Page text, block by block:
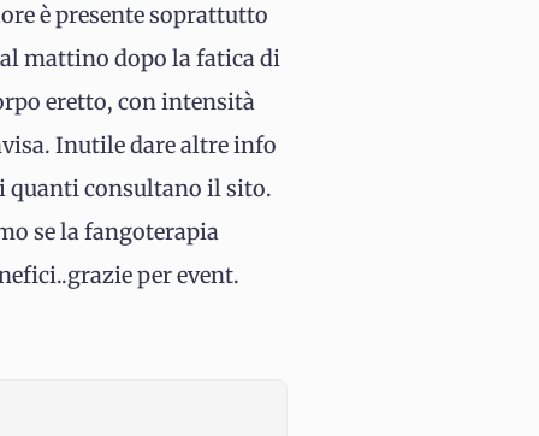
è presente soprattutto
mattino dopo la fatica di
eretto, con intensità
Inutile dare altre info
quanti consultano il sito.
se la fangoterapia
per event.